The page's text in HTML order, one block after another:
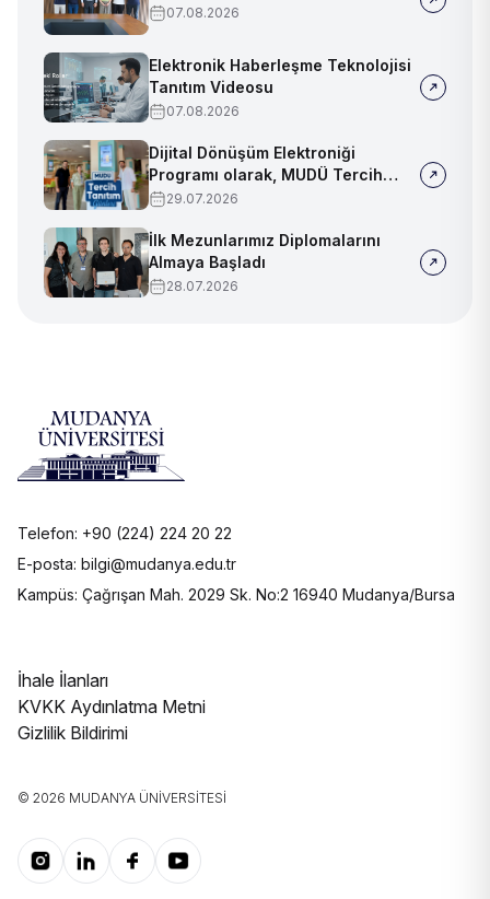
07.08.2026
Elektronik Haberleşme Teknolojisi
Tanıtım Videosu
07.08.2026
Dijital Dönüşüm Elektroniği
Programı olarak, MUDÜ Tercih
Tanıtım Günleri'nde biz de
29.07.2026
İlk Mezunlarımız Diplomalarını
Almaya Başladı
28.07.2026
Telefon: +90 (224) 224 20 22
E-posta: bilgi@mudanya.edu.tr
Kampüs: Çağrışan Mah. 2029 Sk. No:2 16940 Mudanya/Bursa
İhale İlanları
KVKK Aydınlatma Metni
Gizlilik Bildirimi
© 2026 MUDANYA ÜNIVERSITESI